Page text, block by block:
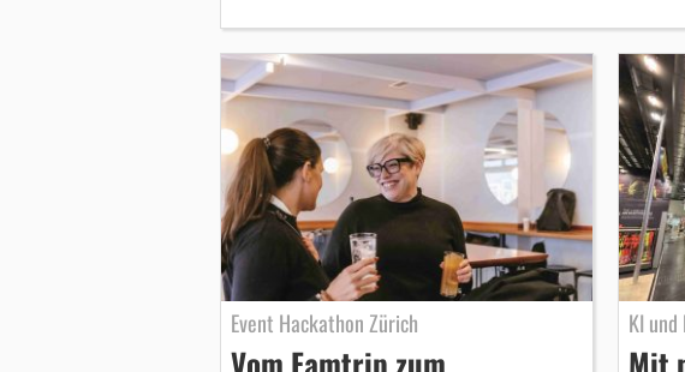
Event Hackathon Zürich
Vom Famtrip zum
KI und
Mit